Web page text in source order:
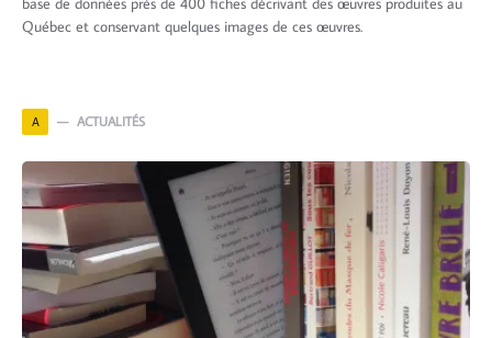
Québec et conservant quelques images de ces œuvres.
A ACTUALITÉS